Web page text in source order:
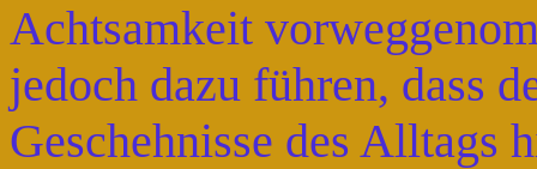
Achtsamkeit
jedoch dazu führen, dass
Geschehnisse des Alltags